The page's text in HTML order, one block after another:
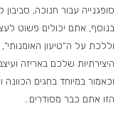
סופגנייה עבור חנוכה,
בנוסף, אתם יכולים פשוט
וללכת על ה”טיעון
היצירתיות שלכם באריזה
וכאמור במיוחד בחגים
הזו אתם כבר מסודרים…